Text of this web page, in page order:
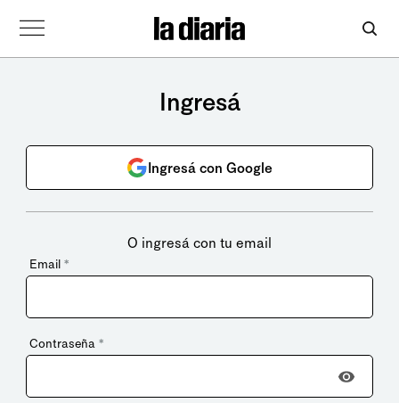
Ingresá
Ingresá con Google
O ingresá con tu email
Email *
Contraseña *